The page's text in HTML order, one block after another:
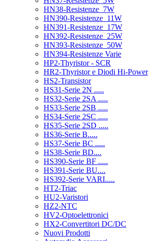
HN38-Resistenze_7W
HN390-Resistenze_11W
HN391-Resistenze_17W
HN392-Resistenze_25W
HN393-Resistenze_50W
HN394-Resistenze Varie
HP2-Thyristor - SCR
HR2-Thyristor e Diodi Hi-Power
HS2-Transistor
HS31-Serie 2N .....
HS32-Serie 2SA .....
HS33-Serie 2SB .....
HS34-Serie 2SC .....
HS35-Serie 2SD .....
HS36-Serie B.....
HS37-Serie BC .....
HS38-Serie BD....
HS390-Serie BF .....
HS391-Serie BU....
HS392-Serie VARI.....
HT2-Triac
HU2-Varistori
HZ2-NTC
HV2-Optoelettronici
HX2-Convertitori DC/DC
Nuovi Prodotti